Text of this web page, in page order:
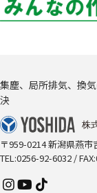
集塵、局所排気、換
決
〒959-0214 新潟県燕
TEL:0256-92-6032 /